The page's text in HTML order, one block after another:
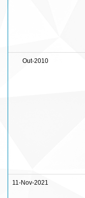
Out-2010
11-Nov-2021